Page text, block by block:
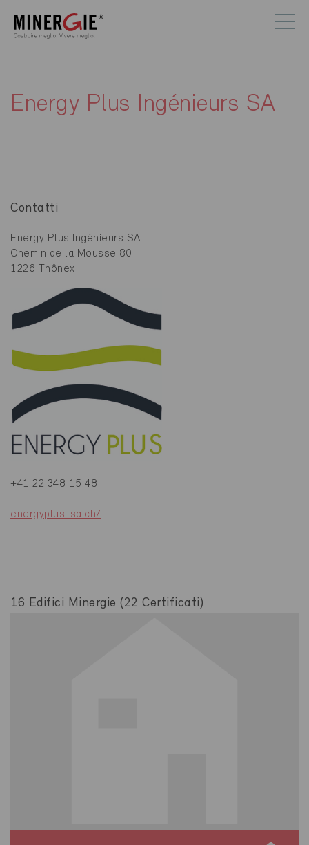
Energy Plus Ingénieurs SA
Contatti
Energy Plus Ingénieurs SA
Chemin de la Mousse 80
1226 Thônex
+41 22 348 15 48
energyplus-sa.ch/
16 Edifici Minergie (22 Certificati)